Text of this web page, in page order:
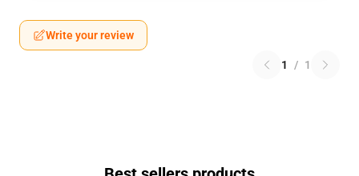
Write your review
1 / 1